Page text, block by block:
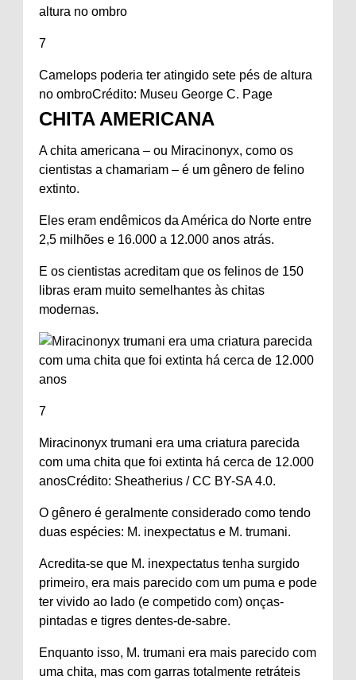
7
Camelops poderia ter atingido sete pés de altura
no ombroCrédito: Museu George C. Page
CHITA AMERICANA
A chita americana – ou Miracinonyx, como os
cientistas a chamariam – é um gênero de felino
extinto.
Eles eram endêmicos da América do Norte entre
2,5 milhões e 16.000 a 12.000 anos atrás.
E os cientistas acreditam que os felinos de 150
libras eram muito semelhantes às chitas
modernas.
7
Miracinonyx trumani era uma criatura parecida
com uma chita que foi extinta há cerca de 12.000
anosCrédito: Sheatherius / CC BY-SA 4.0.
O gênero é geralmente considerado como tendo
duas espécies: M. inexpectatus e M. trumani.
Acredita-se que M. inexpectatus tenha surgido
primeiro, era mais parecido com um puma e pode
ter vivido ao lado (e competido com) onças-
pintadas e tigres dentes-de-sabre.
Enquanto isso, M. trumani era mais parecido com
uma chita, mas com garras totalmente retráteis